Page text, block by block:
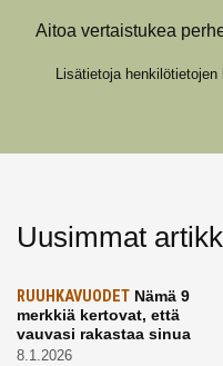
Aitoa vertaistukea
Lisätietoja
Uusimmat
RUUHKAVUODET Nämä 9
merkkiä kertovat, että
vauvasi rakastaa sinua
8.1.2026